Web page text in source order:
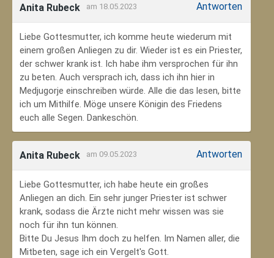
Anita Rubeck am 18.05.2023 Antworten
Liebe Gottesmutter, ich komme heute wiederum mit
einem großen Anliegen zu dir. Wieder ist es ein Priester,
der schwer krank ist. Ich habe ihm versprochen für ihn
zu beten. Auch versprach ich, dass ich ihn hier in
Medjugorje einschreiben würde. Alle die das lesen, bitte
ich um Mithilfe. Möge unsere Königin des Friedens
euch alle Segen. Dankeschön.
Anita Rubeck am 09.05.2023 Antworten
Liebe Gottesmutter, ich habe heute ein großes
Anliegen an dich. Ein sehr junger Priester ist schwer
krank, sodass die Ärzte nicht mehr wissen was sie
noch für ihn tun können.
Bitte Du Jesus Ihm doch zu helfen. Im Namen aller, die
Mitbeten, sage ich ein Vergelt's Gott.